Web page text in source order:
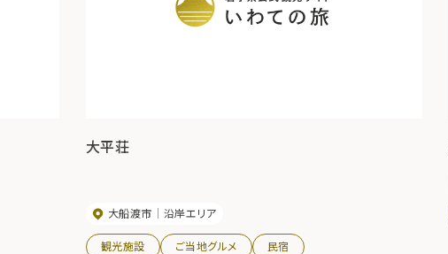
大平荘
大船渡市 沿岸エリア
観光施設 ご当地グルメ 民宿